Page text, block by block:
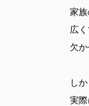
家族
広
欠か
しか
実